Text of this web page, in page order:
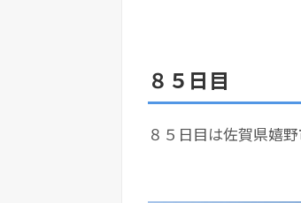
８５日目
８５日目は佐賀県嬉